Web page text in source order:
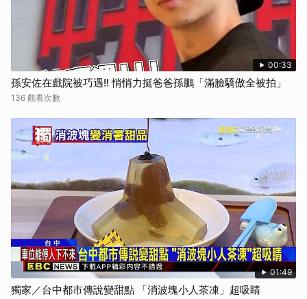
00:33
孫安佐在戲院被巧遇!! 悄悄力挺爸爸孫鵬「滿臉驕傲全被拍」
136 觀看次數
01:49
獨家／台中都市傳說變甜點 「消波塊小人茶凍」超吸睛